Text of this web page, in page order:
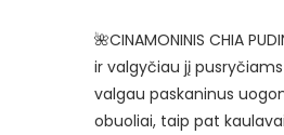
🌺CINAMONINIS CHIA
ir valgyčiau jį
valgau paskaninus
obuoliai, taip pat